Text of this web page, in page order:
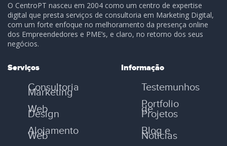
O CentroPT nasceu em 2004 como um centro de expertise
digital que presta serviços de consultoria em Marketing Digital,
com um forte enfoque no melhoramento da presença online
dos Empreendedores e PME’s, e claro, no retorno dos seus
negócios.
Serviços
Consultoria
Marketing
Web
Design
Alojamento
Web
Informação
Testemunhos
Portfolio
de
Projetos
Blog e
Notícias